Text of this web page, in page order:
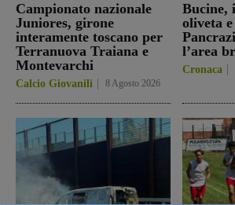
Campionato nazionale
Juniores, girone
interamente toscano per
Terranuova Traiana e
Montevarchi
Calcio Giovanili 8 Agosto 2026
Bucine,
oliveta e
l’area
Cronaca